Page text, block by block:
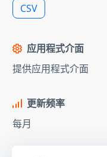
CSV
应用程式介面
提供应用程式介面
更新频率
每月